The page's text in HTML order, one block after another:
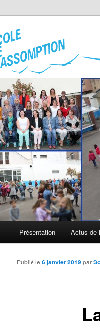
Aller au contenu
Aller au contenu
Présentation Actus de
Publié le 6 janvier 2019par